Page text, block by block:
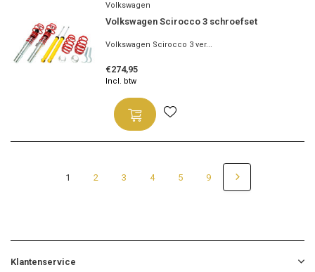
Volkswagen
Volkswagen Scirocco 3 schroefset
Volkswagen Scirocco 3 ver...
€274,95
Incl. btw
1 2 3 4 5 9
Klantenservice